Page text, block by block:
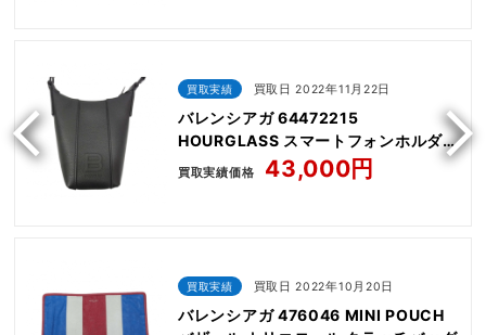
買取実績 買取日 2022年11月22日
バレンシアガ 64472215
HOURGLASS スマートフォンホルダー
ショルダーバッグ ブラック
買取実績価格 43,000円
買取実績 買取日 2022年10月20日
バレンシアガ 476046 MINI POUCH